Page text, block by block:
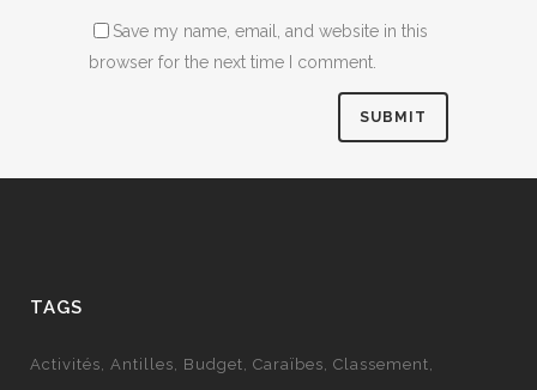
Save my name, email, and website in this
browser for the next time I comment.
TAGS
Activités Antilles Budget Caraïbes Classement